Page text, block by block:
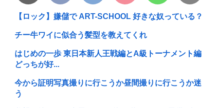
【ロック】嫌儲で ART-SCHOOL 好きな奴っている？
チー牛ワイに似合う髪型を教えてくれ
はじめの一歩 東日本新人王戦編とA級トーナメント編
どっちが好...
今から証明写真撮りに行こうか昼間撮りに行こうか迷
う